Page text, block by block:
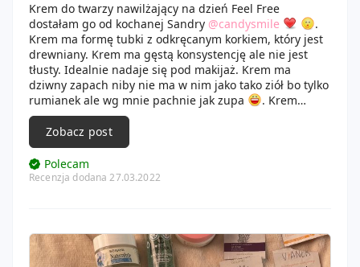
Krem do twarzy nawilżający na dzień Feel Free
dostałam go od kochanej Sandry @candysmile
.
Krem ma formę tubki z odkręcanym korkiem, który jest
drewniany. Krem ma gęstą konsystencję ale nie jest
tłusty. Idealnie nadaje się pod makijaż. Krem ma
dziwny zapach niby nie ma w nim jako tako ziół bo tylko
rumianek ale wg mnie pachnie jak zupa
. Krem
świetnie nawilża skórę pozostawia ją miękką i gładką.
Nie zapycha cery ani nie zostawia na niej tłustej
warstwy. Skład jest świetny i wartościowy. Jakby miał
ochronę SPF to byłby ideałem. Jednak i tak jestem nim
zachwycona.
Zobacz post
Polecam
Recenzja dodana 27.03.2022